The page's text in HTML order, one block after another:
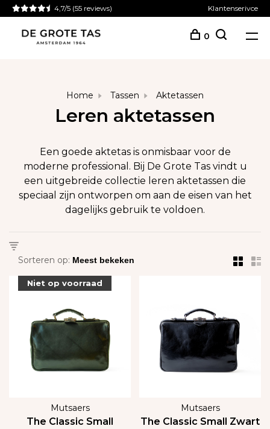
4,7/5 (55 reviews) Klantenserivce
0
Home Tassen Aktetassen
Leren aktetassen
Een goede aktetas is onmisbaar voor de
moderne professional. Bij De Grote Tas vindt u
een uitgebreide collectie leren aktetassen die
speciaal zijn ontworpen om aan de eisen van het
dagelijks gebruik te voldoen.
Sorteren op:
Niet op voorraad
Mutsaers
The Classic Small
Mutsaers
The Classic Small Zwart